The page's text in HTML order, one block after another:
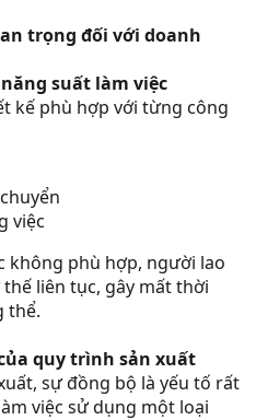
trọng đối với doanh
suất làm việc
kế phù hợp với từng công
việc
không phù hợp, người lao
liên tục, gây mất thời
thể.
quy trình sản xuất
sự đồng bộ là yếu tố rất
việc sử dụng một loại